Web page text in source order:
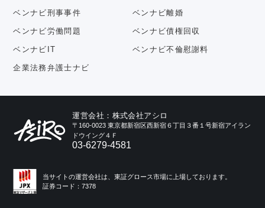
ベンナビ刑事事件 ベンナビ離婚
ベンナビ労働問題 ベンナビ債権回収
ベンナビIT ベンナビ不倫慰謝料
企業法務弁護士ナビ
運営会社：株式会社アシロ
〒160-0023 東京都新宿区西新宿６丁目３番１号新宿アイラン
ドウイング４Ｆ
03-6279-4581
当サイトの運営会社は、東証グロース市場に上場しております。
証券コード：7378